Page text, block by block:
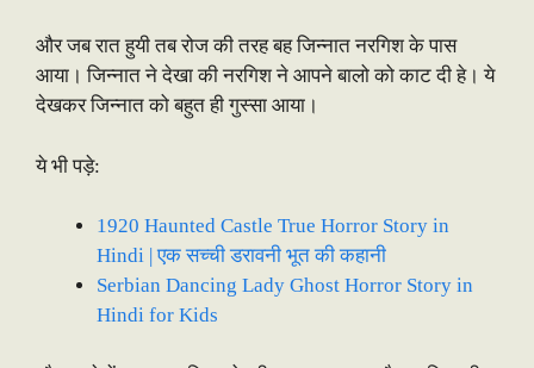
और जब रात हुयी तब रोज की तरह बह जिन्नात नरगिश के पास
आया। जिन्नात ने देखा की नरगिश ने आपने बालो को काट दी हे। ये
देखकर जिन्नात को बहुत ही गुस्सा आया।
ये भी पड़े:
1920 Haunted Castle True Horror Story in
Hindi | एक सच्ची डरावनी भूत की कहानी
Serbian Dancing Lady Ghost Horror Story in
Hindi for Kids